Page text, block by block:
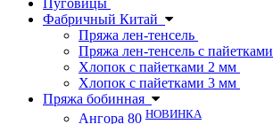
Пуговицы
Фабричный Китай
Пряжа лен-тенсель
Пряжа лен-тенсель с пайетками
Хлопок с пайетками 2 мм
Хлопок с пайетками 3 мм
Пряжа бобинная
Ангора 80 НОВИНКА